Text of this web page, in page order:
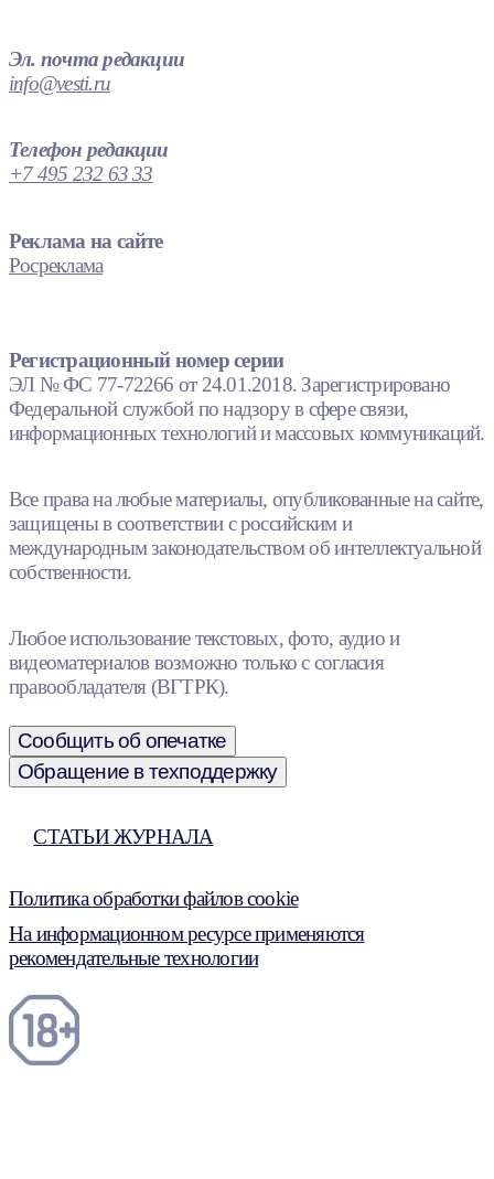
Эл. почта редакции
info@vesti.ru
Телефон редакции
+7 495 232 63 33
Реклама на сайте
Росреклама
Регистрационный номер серии
ЭЛ № ФС 77-72266 от 24.01.2018. Зарегистрировано
Федеральной службой по надзору в сфере связи,
информационных технологий и массовых коммуникаций.
Все права на любые материалы, опубликованные на сайте,
защищены в соответствии с российским и
международным законодательством об интеллектуальной
собственности.
Любое использование текстовых, фото, аудио и
видеоматериалов возможно только с согласия
правообладателя (ВГТРК).
Сообщить об опечатке
Обращение в техподдержку
СТАТЬИ ЖУРНАЛА
Политика обработки файлов cookie
На информационном ресурсе применяются
рекомендательные технологии